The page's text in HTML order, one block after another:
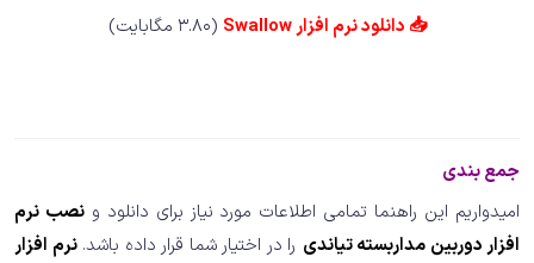
📥 دانلود نرم افزار Swallow (3.80 مگابایت)
جمع بندی
امیدواریم این راهنما تمامی اطلاعات مورد نیاز برای دانلود ونصب نرم
افزار دوربین مداربسته تیاندی را در اختیار شما قرار داده باشد.نرم افزار